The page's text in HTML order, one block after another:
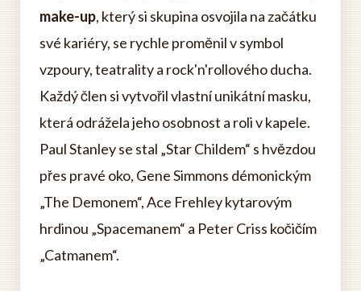
make-up, který si skupina osvojila na začátku
své kariéry, se rychle proměnil v symbol
vzpoury, teatrality a rock'n'rollového ducha.
Každý člen si vytvořil vlastní unikátní masku,
která odrážela jeho osobnost a roli v kapele.
Paul Stanley se stal „Star Childem“ s hvězdou
přes pravé oko, Gene Simmons démonickým
„The Demonem“, Ace Frehley kytarovým
hrdinou „Spacemanem“ a Peter Criss kočičím
„Catmanem“.